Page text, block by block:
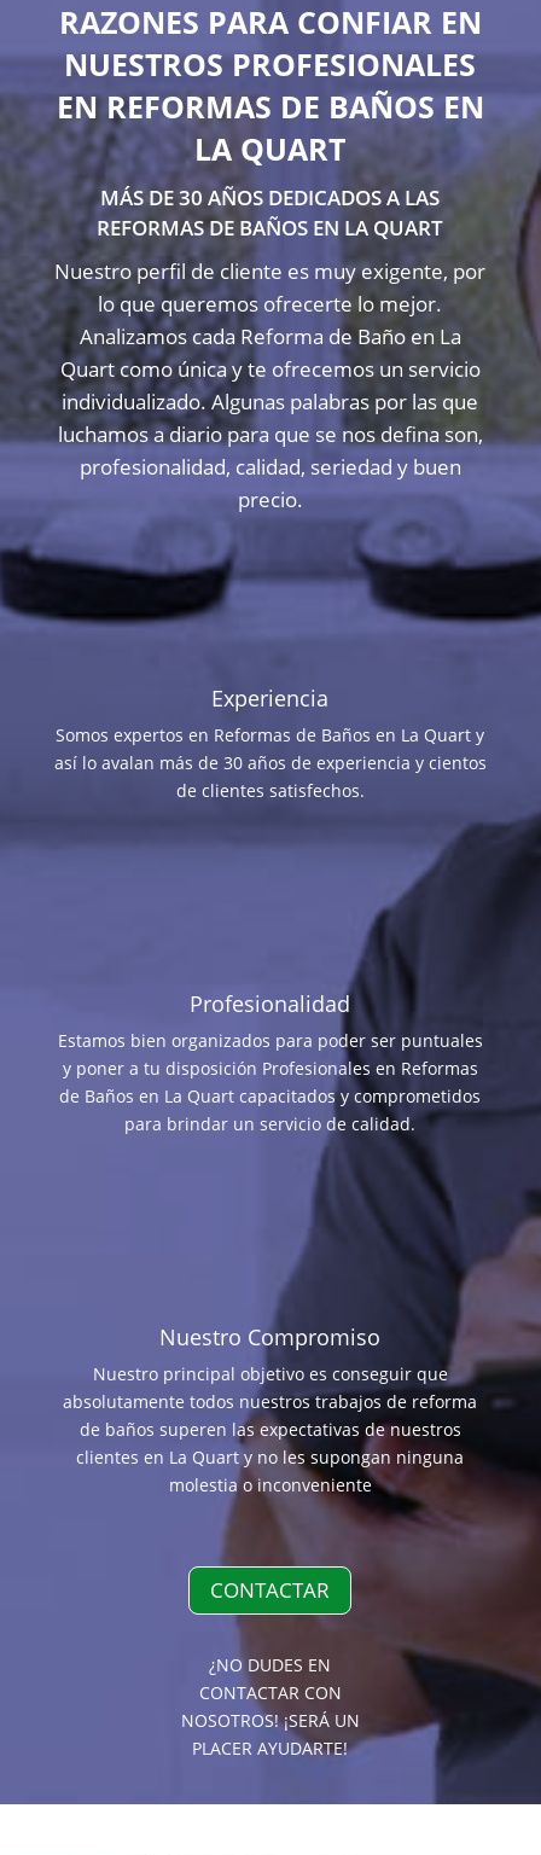
RAZONES PARA CONFIAR EN
NUESTROS PROFESIONALES
EN REFORMAS DE BAÑOS EN
LA QUART
MÁS DE 30 AÑOS DEDICADOS A LAS
REFORMAS DE BAÑOS EN LA QUART
Nuestro perfil de cliente es muy exigente, por
lo que queremos ofrecerte lo mejor.
Analizamos cada Reforma de Baño en La
Quart como única y te ofrecemos un servicio
individualizado. Algunas palabras por las que
luchamos a diario para que se nos defina son,
profesionalidad, calidad, seriedad y buen
precio.
Experiencia
Somos expertos en Reformas de Baños en La Quart y
así lo avalan más de 30 años de experiencia y cientos
de clientes satisfechos.
Profesionalidad
Estamos bien organizados para poder ser puntuales
y poner a tu disposición Profesionales en Reformas
de Baños en La Quart capacitados y comprometidos
para brindar un servicio de calidad.
Nuestro Compromiso
Nuestro principal objetivo es conseguir que
absolutamente todos nuestros trabajos de reforma
de baños superen las expectativas de nuestros
clientes en La Quart y no les supongan ninguna
molestia o inconveniente
CONTACTAR
¿NO DUDES EN
CONTACTAR CON
NOSOTROS! ¡SERÁ UN
PLACER AYUDARTE!